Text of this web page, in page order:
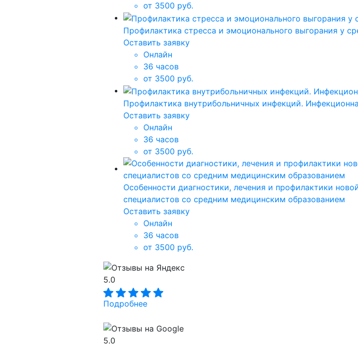
от 3500 руб.
Профилактика стресса и эмоционального выгорания у
Оставить заявку
Онлайн
36 часов
от 3500 руб.
Профилактика внутрибольничных инфекций.
Оставить заявку
Онлайн
36 часов
от 3500 руб.
Особенности диагностики, лечения и профилактики
специалистов со средним медицинским образованием
Оставить заявку
Онлайн
36 часов
от 3500 руб.
5.0
Подробнее
5.0